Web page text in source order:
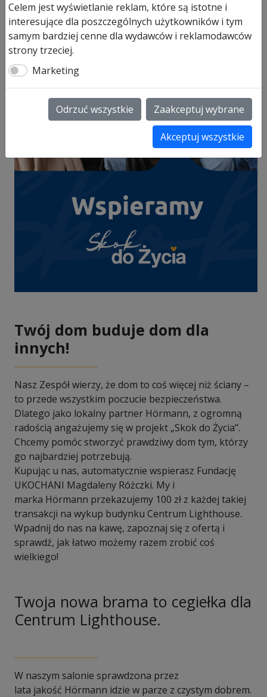
Twój dom buduje dom dla
innych!
Nasz Zespół wierzy, że dom to coś więcej niż ściany –
to przede wszystkim poczucie bezpieczeństwa.
Dlatego jako lokalny partner Hörmann, z ogromną
radością angażujemy się w projekt „Skok do Życia”.
Chcemy pomóc stworzyć prawdziwy dom tym, którzy
go najbardziej potrzebują.
Kupując u nas, automatycznie wspierasz Fundację
UKOCHANI Magdaleny Różczki. My i
marka Hörmann przekazujemy 100 zł z każdej takiej
transakcji na wykup budynku Centrum Lighthouse.
Wpadnij do nas na kawę, zapoznaj się z ofertą i
sprawdź, jak łatwo możemy razem zrobić coś
wielkiego!
Twoja nowa brama to cegiełka dla
Centrum Lighthouse.
W naszym salonie sprawdzona przez
lata jakość Hörmann idzie w parze z czystym dobrem.
Celem jest wyświetlanie reklam, które są istotne i
interesujące dla poszczególnych użytkowników i tym
samym bardziej cenne dla wydawców i reklamodawców
strony trzeciej.
Marketing
Odrzuć wszystkie Zaakceptuj wybrane
Akceptuj wszystkie